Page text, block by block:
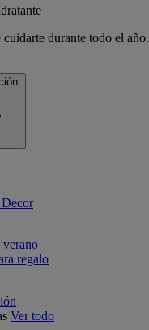
durante todo el año.
verano
regalo
Ver todo